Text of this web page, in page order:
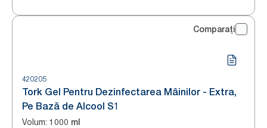
Comparați
420205
Tork Gel Pentru Dezinfectarea Mâinilor - Extra,
Pe Bază de Alcool S1
Volum: 1000 ml